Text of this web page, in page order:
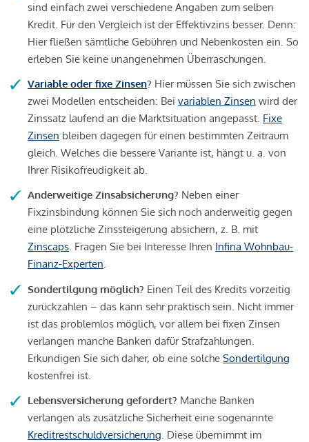
sind einfach zwei verschiedene Angaben zum selben
Kredit. Für den Vergleich ist der Effektivzins besser. Denn:
Hier fließen sämtliche Gebühren und Nebenkosten ein. So
erleben Sie keine unangenehmen Überraschungen.
Variable oder fixe Zinsen? Hier müssen Sie sich zwischen
zwei Modellen entscheiden: Bei variablen Zinsen wird der
Zinssatz laufend an die Marktsituation angepasst. Fixe
Zinsen bleiben dagegen für einen bestimmten Zeitraum
gleich. Welches die bessere Variante ist, hängt u. a. von
Ihrer Risikofreudigkeit ab.
Anderweitige Zinsabsicherung? Neben einer
Fixzinsbindung können Sie sich noch anderweitig gegen
eine plötzliche Zinssteigerung absichern, z. B. mit
Zinscaps. Fragen Sie bei Interesse Ihren Infina Wohnbau-
Finanz-Experten.
Sondertilgung möglich? Einen Teil des Kredits vorzeitig
zurückzahlen – das kann sehr praktisch sein. Nicht immer
ist das problemlos möglich, vor allem bei fixen Zinsen
verlangen manche Banken dafür Strafzahlungen.
Erkundigen Sie sich daher, ob eine solche Sondertilgung
kostenfrei ist.
Lebensversicherung gefordert? Manche Banken
verlangen als zusätzliche Sicherheit eine sogenannte
Kreditrestschuldversicherung. Diese übernimmt im